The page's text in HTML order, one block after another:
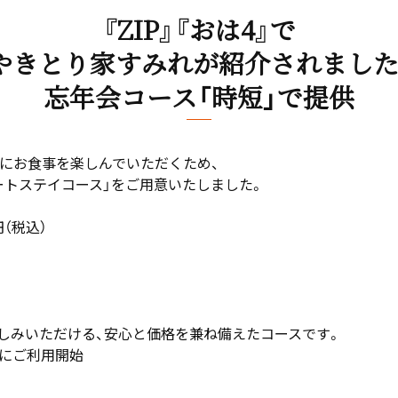
『ZIP』『おは4』で
きとり家すみれが紹介されました
忘年会コース「時短」で提供
お食事を楽しんでいただくため、
ステイコース」をご用意いたしました。
込）
いただける、安心と価格を兼ね備えたコースです。
ご利用開始